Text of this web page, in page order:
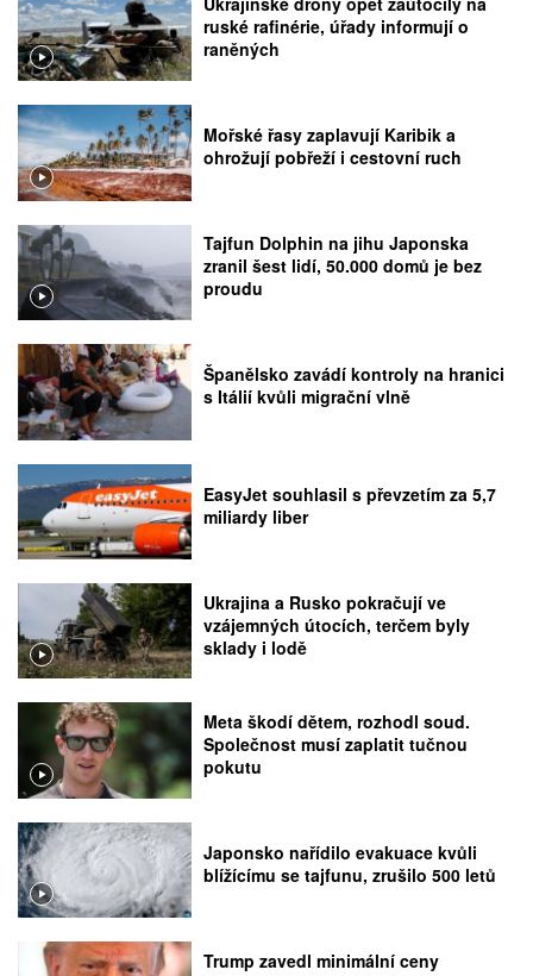
ruské rafinérie, úřady informují o
raněných
Mořské řasy zaplavují Karibik a
ohrožují pobřeží i cestovní ruch
Tajfun Dolphin na jihu Japonska
zranil šest lidí, 50.000 domů je bez
proudu
Španělsko zavádí kontroly na hranici
s Itálií kvůli migrační vlně
EasyJet souhlasil s převzetím za 5,7
miliardy liber
Ukrajina a Rusko pokračují ve
vzájemných útocích, terčem byly
sklady i lodě
Meta škodí dětem, rozhodl soud.
Společnost musí zaplatit tučnou
pokutu
Japonsko nařídilo evakuace kvůli
blížícímu se tajfunu, zrušilo 500 letů
Trump zavedl minimální ceny